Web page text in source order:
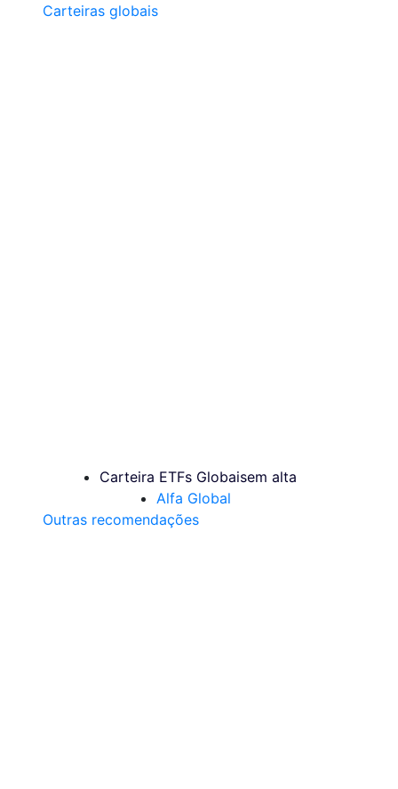
Carteiras globais
Carteira ETFs Globaisem alta
Alfa Global
Outras recomendações